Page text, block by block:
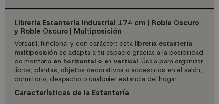
Librería Estantería Industrial 174 cm | Roble Oscuro
y Roble Oscuro | Multiposición
Versátil, funcional y con carácter: esta librería estantería
multiposición se adapta a tu espacio gracias a la posibilidad
de montarla en horizontal o en vertical. Úsala para organizar
libros, plantas, objetos decorativos o accesorios en el salón,
dormitorio, despacho o cualquier estancia del hogar.
Características de la Estantería